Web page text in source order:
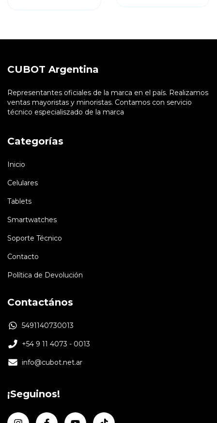
CUBOT Argentina
Representantes oficiales de la marca en el país. Realizamos
ventas mayoristas y minoristas. Contamos con servicio
técnico especialiszado de la marca
Categorías
Inicio
Celulares
Tablets
Smartwatches
Soporte Técnico
Contacto
Política de Devolución
Contactános
5491140730013
+54 9 11 4073 - 0013
info@cubot.net.ar
¡Seguinos!